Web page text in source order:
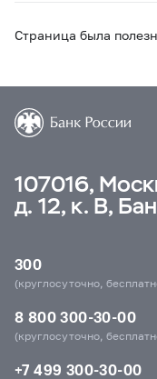
Страница была
107016,
д. 12, к. В,
300
(круглосуточно,
8 800 300-30-00
(круглосуточно,
+7 499 300-30-00